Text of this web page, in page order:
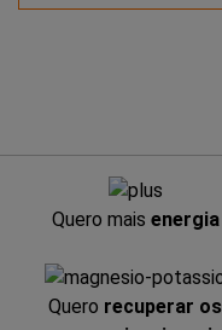
Quero mais energia
Quero recuperar os